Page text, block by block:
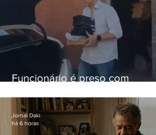
Funcionário é preso com
Hospital do Andaraí
Jornal Daki
há 6 horas